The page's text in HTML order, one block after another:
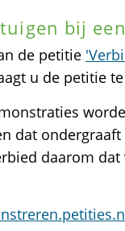
bij
de petitie
u de petitie
dat
daarom